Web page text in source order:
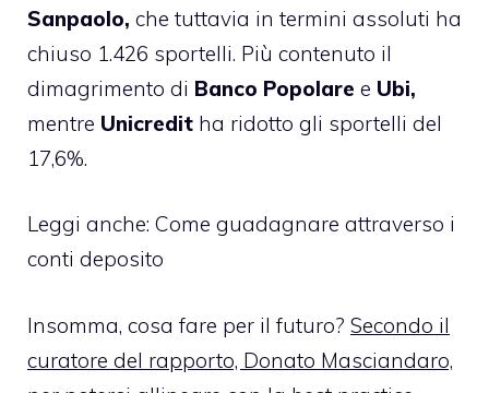
Sanpaolo, che tuttavia in termini assoluti ha
chiuso 1.426 sportelli. Più contenuto il
dimagrimento di Banco Popolare e Ubi,
mentre Unicredit ha ridotto gli sportelli del
17,6%.
Leggi anche: Come guadagnare attraverso i
conti deposito
Insomma, cosa fare per il futuro? Secondo il
curatore del rapporto, Donato Masciandaro,